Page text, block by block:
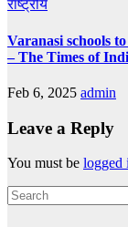
राष्ट्रीय
Varanasi schools
– The Times of
Feb 6, 2025 admin
Leave a Reply
You must be logged